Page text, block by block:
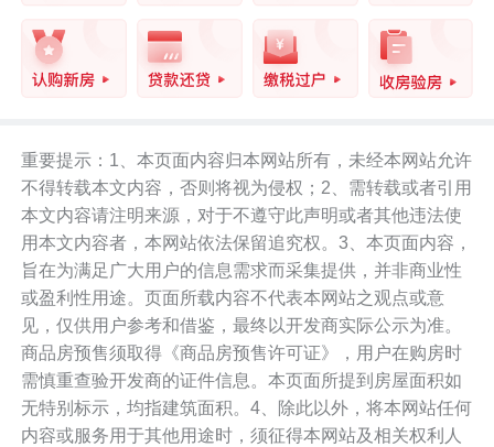
重要提示：1、本页面内容归本网站所有，未经本网站允许
不得转载本文内容，否则将视为侵权；2、需转载或者引用
本文内容请注明来源，对于不遵守此声明或者其他违法使
用本文内容者，本网站依法保留追究权。3、本页面内容，
旨在为满足广大用户的信息需求而采集提供，并非商业性
或盈利性用途。页面所载内容不代表本网站之观点或意
见，仅供用户参考和借鉴，最终以开发商实际公示为准。
商品房预售须取得《商品房预售许可证》，用户在购房时
需慎重查验开发商的证件信息。本页面所提到房屋面积如
无特别标示，均指建筑面积。4、除此以外，将本网站任何
内容或服务用于其他用途时，须征得本网站及相关权利人